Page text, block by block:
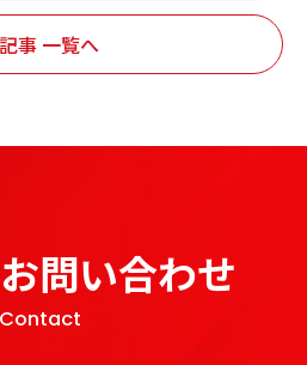
事 一覧へ
問い合わせ
Contact